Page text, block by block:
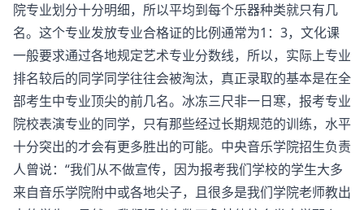
院专业划分十分明细，所以平均到每个乐器种类就只有几
名。这个专业发放专业合格证的比例通常为1：3，文化课
一般要求通过各地规定艺术专业分数线，所以，实际上专业
排名较后的同学同学往往会被淘汰，真正录取的基本是在全
部考生中专业顶尖的前几名。冰冻三尺非一日寒，报考专业
院校表演专业的同学，只有那些经过长期规范的训练，水平
十分突出的才会有更多胜出的可能。 中央音乐学院招生负责
人曾说：“我们从不做宣传，因为报考我们学校的学生大多
来自音乐学院附中或各地尖子，且很多是我们学院老师教出